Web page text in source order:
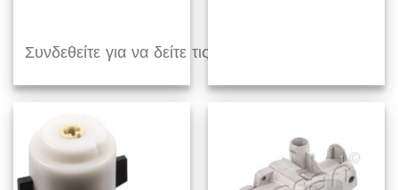
Συνδεθείτε για να δείτε τις τιμές